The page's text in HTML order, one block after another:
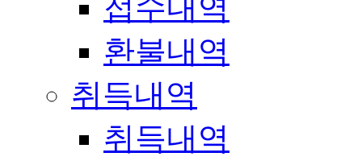
접수내역
환불내역
취득내역
취득내역